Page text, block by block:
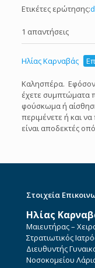
Ετικέτες ερώτησης:
1 απαντήσεις
Ηλίας Καρναβάς
Καλησπέρα. Εφόσον
έχετε συμπτώματα
φούσκωμα ή
περιμένετε ή και
είναι αποδεκτές
Στοιχεία
Ηλίας
Μαιευτήρας –
Στρατιωτικός
Διευθυντής
Νοσοκομείου